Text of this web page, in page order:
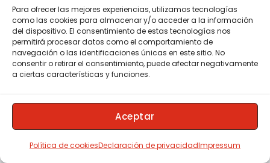
Para ofrecer las mejores experiencias, utilizamos tecnologías
como las cookies para almacenar y/o acceder a la información
del dispositivo. El consentimiento de estas tecnologías nos
permitirá procesar datos como el comportamiento de
navegación o las identificaciones únicas en este sitio. No
consentir o retirar el consentimiento, puede afectar negativamente
a ciertas características y funciones.
Aceptar
Política de cookiesDeclaración de privacidadImpressum
ChicharitoyDiego Montoya.
Esa autenticidad que tanto se valora, se palpa en cada
estilo, en cada jaleo, en cada aplauso, en cada tercio, en
cada rasgueo, en cada lágrima que, aunque no la veamos,
podemos imaginar que caen de algunos ojos que se dejan